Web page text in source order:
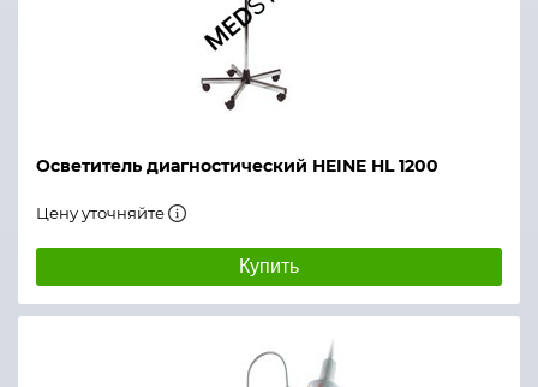
Осветитель диагностический HEINE HL 1200
Цену уточняйте
Купить